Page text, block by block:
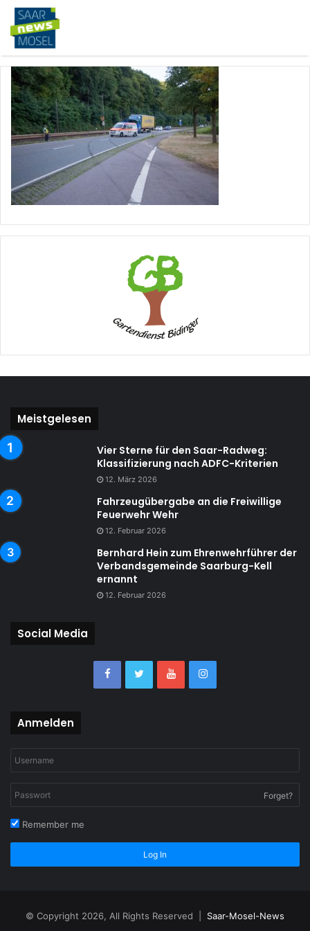
Meistgelesen
Vier Sterne für den Saar-Radweg:
Klassifizierung nach ADFC-Kriterien
12. März 2026
Fahrzeugübergabe an die Freiwillige
Feuerwehr Wehr
12. Februar 2026
Bernhard Hein zum Ehrenwehrführer der
Verbandsgemeinde Saarburg-Kell
ernannt
12. Februar 2026
Social Media
Anmelden
Forget?
Remember me
Log In
© Copyright 2026, All Rights Reserved | Saar-Mosel-News